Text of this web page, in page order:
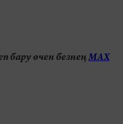
бару өчен безнеңМАХ